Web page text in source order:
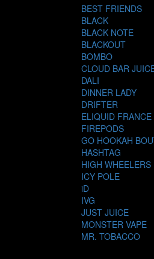
BEST FRIENDS
BLACK
BLACK NOTE
BLACKOUT
BOMBO
CLOUD BAR
DALI
DINNER LADY
DRIFTER
ELIQUID FRANCE
FIREPODS
GO HOOKAH
HASHTAG
HIGH WHEELERS
ICY POLE
iD
IVG
JUST JUICE
MONSTER VAPE
MR. TOBACCO